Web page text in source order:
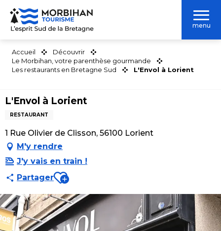
Aller
contenu
menu
Accueil
Découvrir
Le Morbihan, votre parenthèse gourmande
Les restaurants en Bretagne Sud
L'Envol à Lorient
L'Envol à Lorient
RESTAURANT
1 Rue Olivier de Clisson, 56100 Lorient
M'y rendre
J'y vais en train !
PartagerAjouter aux favoris